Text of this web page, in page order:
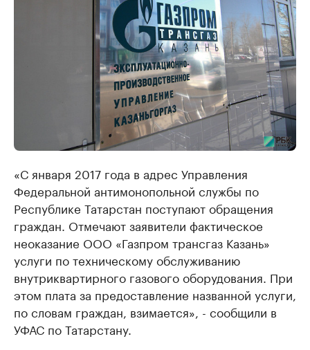
«С января 2017 года в адрес Управления
Федеральной антимонопольной службы по
Республике Татарстан поступают обращения
граждан. Отмечают заявители фактическое
неоказание ООО «Газпром трансгаз Казань»
услуги по техническому обслуживанию
внутриквартирного газового оборудования. При
этом плата за предоставление названной услуги,
по словам граждан, взимается​», - сообщили в
УФАС по Татарстану.